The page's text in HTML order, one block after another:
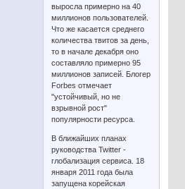
выросла примерно на 40
миллионов пользователей.
Что же касается среднего
количества твитов за день,
то в начале декабря оно
составляло примерно 95
миллионов записей. Блогер
Forbes отмечает
"устойчивый, но не
взрывной рост"
популярности ресурса.
В ближайших планах
руководства Twitter -
глобализация сервиса. 18
января 2011 года была
запущена корейская